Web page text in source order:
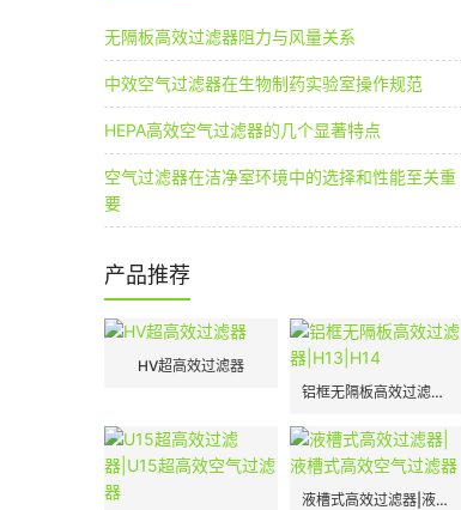
无隔板高效过滤器阻力与风量关系
中效空气过滤器在生物制药实验室操作规范
HEPA高效空气过滤器的几个显著特点
空气过滤器在洁净室环境中的选择和性能至关重
要
产品推荐
HV超高效过滤器
铝框无隔板高效过滤器|H13|H14
液槽式高效过滤器|液槽式高效空气过滤器